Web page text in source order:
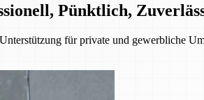
Pünktlich,
für private und gewerbliche